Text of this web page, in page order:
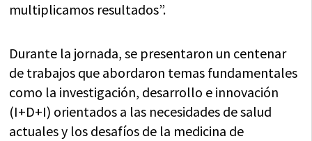
multiplicamos resultados”.
Durante la jornada, se presentaron un centenar
de trabajos que abordaron temas fundamentales
como la investigación, desarrollo e innovación
(I+D+I) orientados a las necesidades de salud
actuales y los desafíos de la medicina de